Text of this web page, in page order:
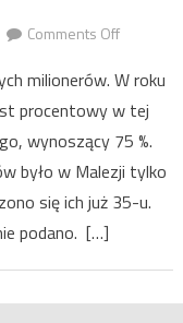
Comments Offon
Malezja
się
bogaci?
milionerów. W roku
procentowy w tej
wynoszący 75 %.
było w Malezji tylko
się ich już 35-u.
podano. […]